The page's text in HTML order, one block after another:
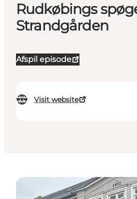
Rudkøbings
Strandgården
Afspil episode
Visit website